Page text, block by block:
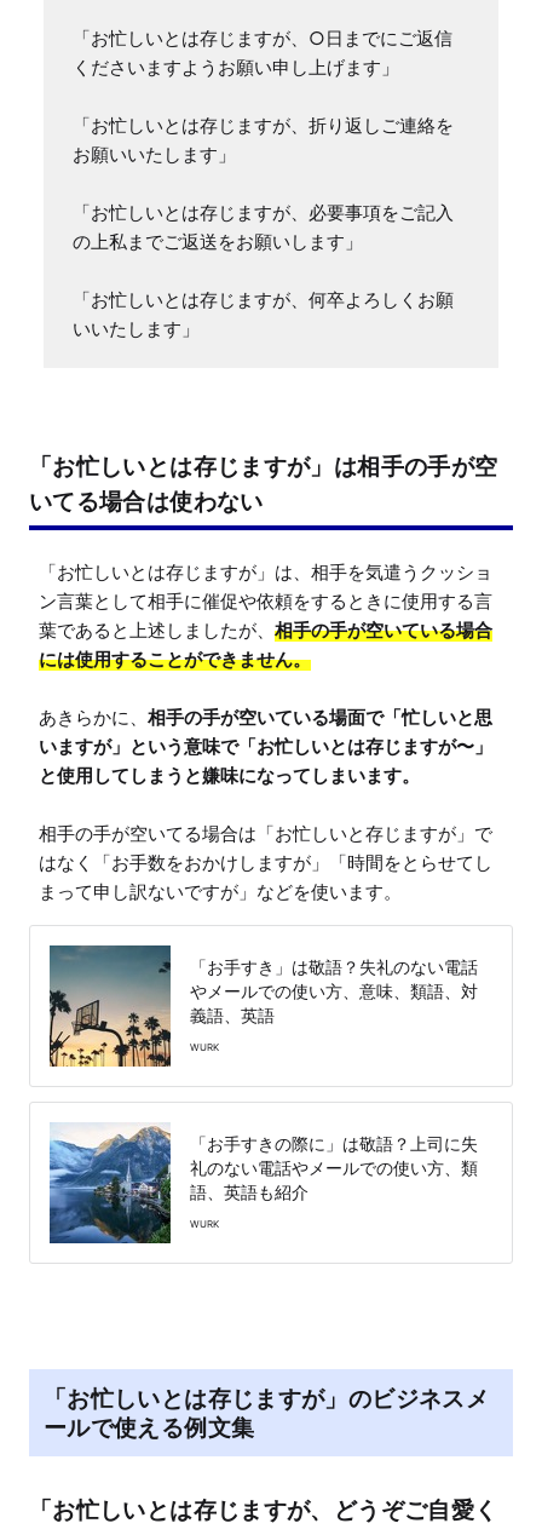
「お忙しいとは存じますが、○日までにご返信
くださいますようお願い申し上げます」
「お忙しいとは存じますが、折り返しご連絡を
お願いいたします」
「お忙しいとは存じますが、必要事項をご記入
の上私までご返送をお願いします」
「お忙しいとは存じますが、何卒よろしくお願
いいたします」
「お忙しいとは存じますが」は相手の手が空
いてる場合は使わない
「お忙しいとは存じますが」は、相手を気遣うクッショ
ン言葉として相手に催促や依頼をするときに使用する言
葉であると上述しましたが、 相手の手が空いている場合
には使用することができません。
あきらかに、 相手の手が空いている場面で「忙しいと思
いますが」という意味で「お忙しいとは存じますが〜」
と使用してしまうと嫌味になってしまいます。
相手の手が空いてる場合は「お忙しいと存じますが」で
はなく「お手数をおかけしますが」「時間をとらせてし
まって申し訳ないですが」などを使います。
「お手すき」は敬語？失礼のない電話
やメールでの使い方、意味、類語、対
義語、英語
WURK
「お手すきの際に」は敬語？上司に失
礼のない電話やメールでの使い方、類
語、英語も紹介
WURK
「お忙しいとは存じますが」のビジネスメ
ールで使える例文集
「お忙しいとは存じますが、どうぞご自愛く